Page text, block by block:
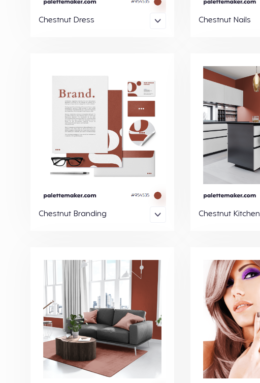
Chestnut Dress Chestnut Nails
Chestnut Branding Chestnut Kitchen